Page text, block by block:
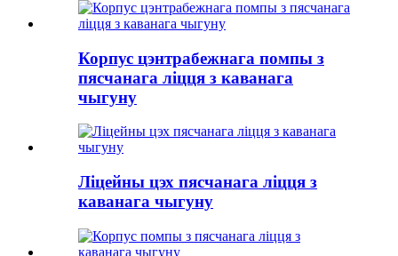
Корпус цэнтрабежнага помпы з
пясчанага ліцця з каванага
чыгуну
Ліцейны цэх пясчанага ліцця з
каванага чыгуну